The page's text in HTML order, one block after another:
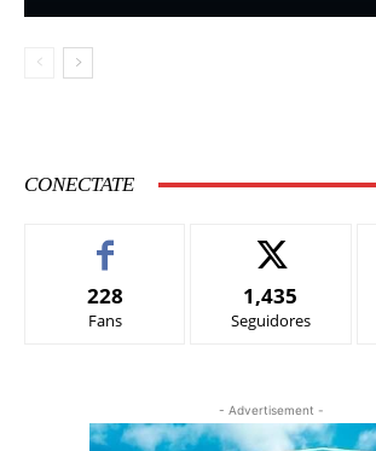
CONECTATE
228
Fans
1,435
Seguidores
- Advertisement -